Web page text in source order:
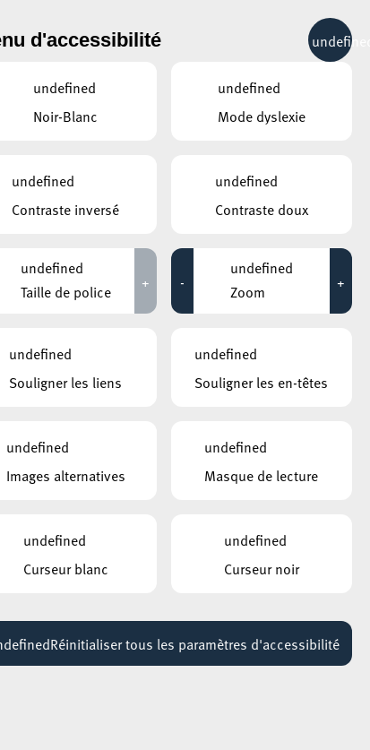
MOBILITÉ
CONTINUS
AOÛT 2020
: Sollbruchstelle de Max
05 septembre
DE VILLE D’ESCH-SUR-ALZETTE
– Conference Mindfulness
05 octobre
21°C
d'accessibilité
undefined
Noir-Blanc
undefined
Mode dyslexie
undefined
Contraste inversé
undefined
Contraste doux
undefined
Taille de police
+ -
undefined
Zoom
+
undefined
Souligner les liens
undefined
Souligner les en-têtes
undefined
Images alternatives
undefined
Masque de lecture
undefined
Curseur blanc
undefined
Curseur noir
Réinitialiser tous les paramètres d'accessibilité